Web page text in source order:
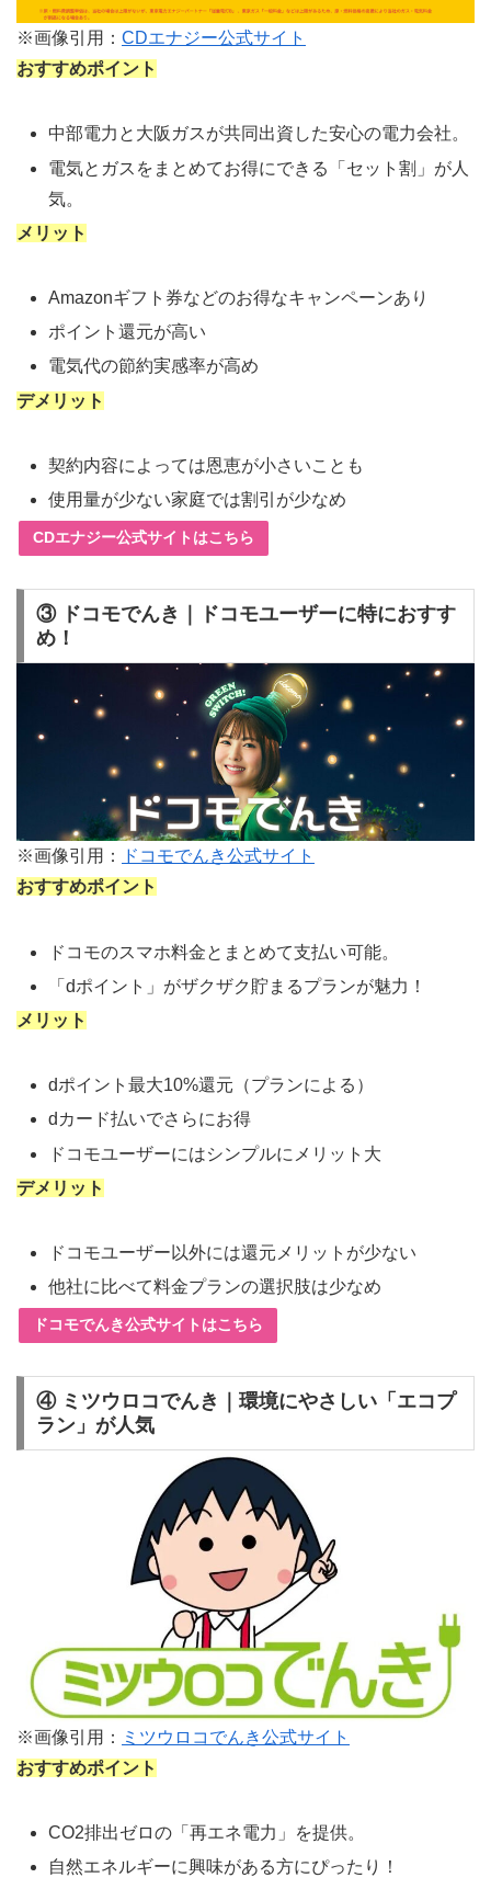
※画像引用： CDエナジー公式サイト
おすすめポイント
中部電力と大阪ガスが共同出資した安心の電力会社。
電気とガスをまとめてお得にできる「セット割」が人
気。
メリット
Amazonギフト券などのお得なキャンペーンあり
ポイント還元が高い
電気代の節約実感率が高め
デメリット
契約内容によっては恩恵が小さいことも
使用量が少ない家庭では割引が少なめ
CDエナジー公式サイトはこちら
③ ドコモでんき｜ドコモユーザーに特におすす
め！
※画像引用：
ドコモでんき公式サイト
おすすめポイント
ドコモのスマホ料金とまとめて支払い可能。
「dポイント」がザクザク貯まるプランが魅力！
メリット
dポイント最大10%還元（プランによる）
dカード払いでさらにお得
ドコモユーザーにはシンプルにメリット大
デメリット
ドコモユーザー以外には還元メリットが少ない
他社に比べて料金プランの選択肢は少なめ
ドコモでんき公式サイトはこちら
④ ミツウロコでんき｜環境にやさしい「エコプ
ラン」が人気
※画像引用：
ミツウロコでんき公式サイト
おすすめポイント
CO2排出ゼロの「再エネ電力」を提供。
自然エネルギーに興味がある方にぴったり！